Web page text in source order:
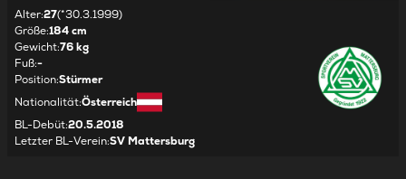
Alter:27(*30.3.1999)
Größe:184 cm
Gewicht:76 kg
Fuß:-
Position:Stürmer
Nationalität:Österreich
BL-Debüt:20.5.2018
Letzter BL-Verein:SV Mattersburg